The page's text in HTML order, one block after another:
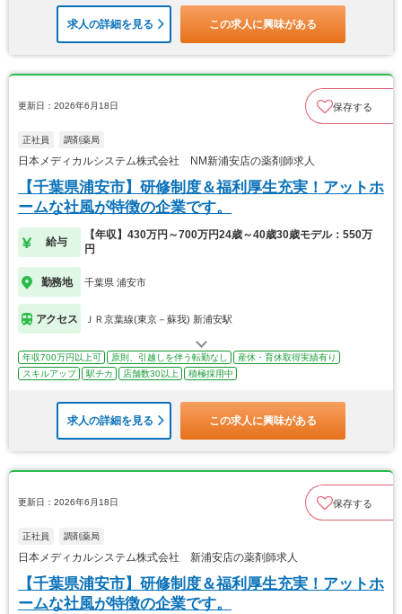
求人の詳細を見る この求人に興味がある
更新日：2026年6月18日 保存する
正社員 調剤薬局
日本メディカルシステム株式会社 NM新浦安店の薬剤師求人
【千葉県浦安市】研修制度＆福利厚生充実！アットホ
ームな社風が特徴の企業です。
給与
【年収】430万円～700万円24歳～40歳30歳モデル：550万
円
勤務地 千葉県 浦安市
アクセス ＪＲ京葉線(東京－蘇我) 新浦安駅
年収700万円以上可 原則、引越しを伴う転勤なし
産休・育休取得実績有り
スキルアップ
駅チカ 店舗数30以上 積極採用中
求人の詳細を見る この求人に興味がある
更新日：2026年6月18日 保存する
正社員 調剤薬局
日本メディカルシステム株式会社 新浦安店の薬剤師求人
【千葉県浦安市】研修制度＆福利厚生充実！アットホ
ームな社風が特徴の企業です。